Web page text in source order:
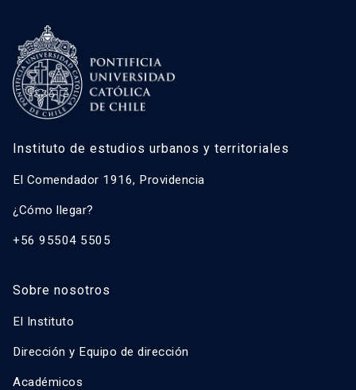
Instituto de estudios urbanos y territoriales
El Comendador 1916, Providencia
¿Cómo llegar?
+56 95504 5505
Sobre nosotros
El Instituto
Dirección y Equipo de dirección
Académicos